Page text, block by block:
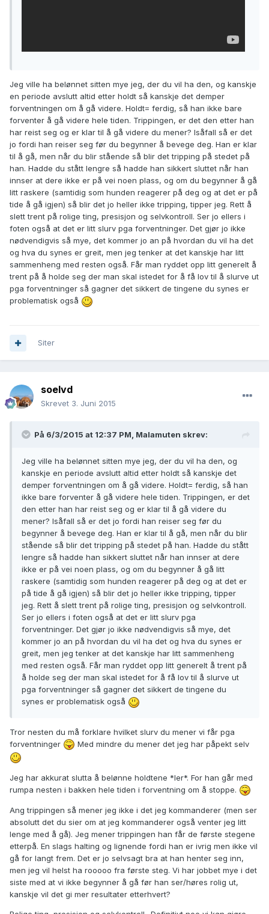
Jeg ville ha belønnet sitten mye jeg, der du vil ha den, og kanskje
en periode avslutt altid etter holdt så kanskje det demper
forventningen om å gå videre. Holdt= ferdig, så han ikke bare
forventer å gå videre hele tiden. Trippingen, er det den etter han
har reist seg og er klar til å gå videre du mener? Isåfall så er det
jo fordi han reiser seg før du begynner å bevege deg. Han er klar
til å gå, men når du blir stående så blir det tripping på stedet på
han. Hadde du stått lengre så hadde han sikkert sluttet når han
innser at dere ikke er på vei noen plass, og om du begynner å gå
litt raskere (samtidig som hunden reagerer på deg og at det er på
tide å gå igjen) så blir det jo heller ikke tripping, tipper jeg. Rett å
slett trent på rolige ting, presisjon og selvkontroll. Ser jo ellers i
foten også at det er litt slurv pga forventninger. Det gjør jo ikke
nødvendigvis så mye, det kommer jo an på hvordan du vil ha det
og hva du synes er greit, men jeg tenker at det kanskje har litt
sammenheng med resten også. Får man ryddet opp litt generelt å
trent på å holde seg der man skal istedet for å få lov til å slurve ut
pga forventninger så gagner det sikkert de tingene du synes er
problematisk også
Siter
soelvd
Skrevet 3. Juni 2015
På 6/3/2015 at 12:37 PM, Malamuten skrev:
Jeg ville ha belønnet sitten mye jeg, der du vil ha den, og
kanskje en periode avslutt altid etter holdt så kanskje det
demper forventningen om å gå videre. Holdt= ferdig, så han
ikke bare forventer å gå videre hele tiden. Trippingen, er det
den etter han har reist seg og er klar til å gå videre du
mener? Isåfall så er det jo fordi han reiser seg før du
begynner å bevege deg. Han er klar til å gå, men når du blir
stående så blir det tripping på stedet på han. Hadde du stått
lengre så hadde han sikkert sluttet når han innser at dere
ikke er på vei noen plass, og om du begynner å gå litt
raskere (samtidig som hunden reagerer på deg og at det er
på tide å gå igjen) så blir det jo heller ikke tripping, tipper
jeg. Rett å slett trent på rolige ting, presisjon og selvkontroll.
Ser jo ellers i foten også at det er litt slurv pga
forventninger. Det gjør jo ikke nødvendigvis så mye, det
kommer jo an på hvordan du vil ha det og hva du synes er
greit, men jeg tenker at det kanskje har litt sammenheng
med resten også. Får man ryddet opp litt generelt å trent på
å holde seg der man skal istedet for å få lov til å slurve ut
pga forventninger så gagner det sikkert de tingene du
synes er problematisk også
Tror nesten du må forklare hvilket slurv du mener vi får pga
forventninger
Med mindre du mener det jeg har påpekt selv
Jeg har akkurat slutta å belønne holdtene *ler*. For han går med
rumpa nesten i bakken hele tiden i forventning om å stoppe.
Ang trippingen så mener jeg ikke i det jeg kommanderer (men ser
absolutt det du sier om at jeg kommanderer også venter jeg litt
lenge med å gå). Jeg mener trippingen han får de første stegene
etterpå. En slags halting og lignende fordi han er ivrig men ikke vil
gå for langt frem. Det er jo selvsagt bra at han henter seg inn,
men jeg vil helst ha rooooo fra første steg. Vi har jobbet mye i det
siste med at vi ikke begynner å gå før han ser/høres rolig ut,
kanskje vil det gi mer resultater etterhvert?